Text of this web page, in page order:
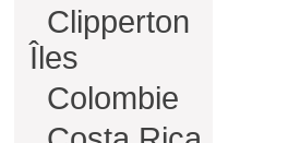
Clipperton
Îles
Colombie